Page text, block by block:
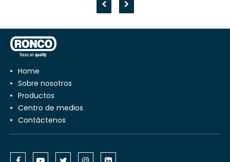
Home
Sobre nosotros
Productos
Centro de medios
Contáctenos